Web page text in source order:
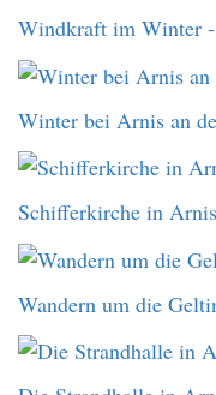
Windkraft im Winter
Winter bei Arnis an
Schifferkirche in Arnis
Wandern um die